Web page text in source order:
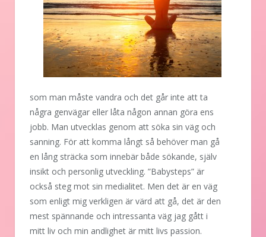
som man måste vandra och det går inte att ta
några genvägar eller låta någon annan göra ens
jobb. Man utvecklas genom att söka sin väg och
sanning. För att komma långt så behöver man gå
en lång sträcka som innebär både sökande, själv
insikt och personlig utveckling. ”Babysteps” är
också steg mot sin medialitet. Men det är en väg
som enligt mig verkligen är värd att gå, det är den
mest spännande och intressanta väg jag gått i
mitt liv och min andlighet är mitt livs passion.